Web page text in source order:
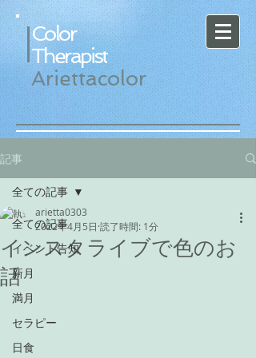
Color
Therapist
Ariettacolor
記事
全ての記事
イベント告知
新月
満月
セラピー
日食
全ての記事
インスタライブで色のお
話
arietta0303
2022年4月5日 読了時間: 1分